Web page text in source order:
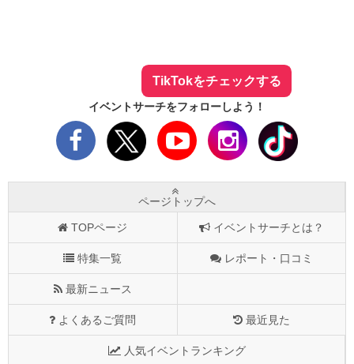
TikTokをチェックする
イベントサーチをフォローしよう！
ページトップへ
TOPページ イベントサーチとは？
特集一覧 レポート・口コミ
最新ニュース
よくあるご質問 最近見た
人気イベントランキング